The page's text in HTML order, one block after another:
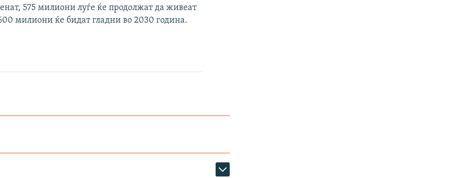
575 милиони луѓе ќе продолжат да живеат
милиони ќе бидат гладни во 2030 година.